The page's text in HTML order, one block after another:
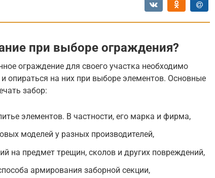
при выборе ограждения?
ограждение для своего участка необходимо
опираться на них при выборе элементов. Основные
забор:
элементов. В частности, его марка и фирма,
моделей у разных производителей,
на предмет трещин, сколов и других повреждений,
армирования заборной секции,